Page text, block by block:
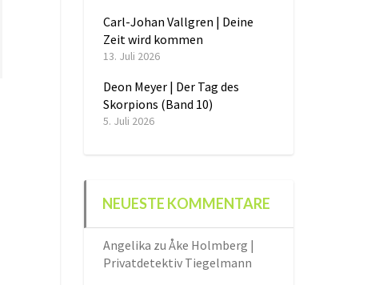
Carl-Johan Vallgren | Deine
Zeit wird kommen
13. Juli 2026
Deon Meyer | Der Tag des
Skorpions (Band 10)
5. Juli 2026
NEUESTE KOMMENTARE
Angelika zu Åke Holmberg |
Privatdetektiv Tiegelmann